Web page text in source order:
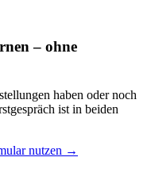
– ohne
haben oder noch
ist in beiden
nutzen →